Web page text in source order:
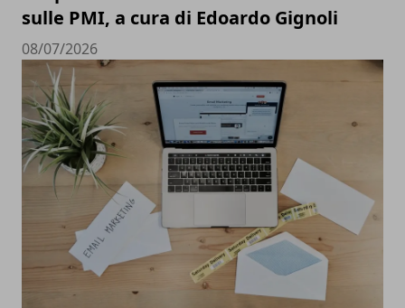
sulle PMI, a cura di Edoardo Gignoli
08/07/2026